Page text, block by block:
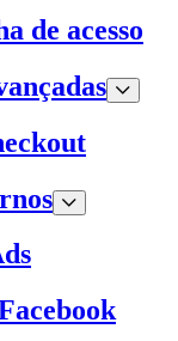
de acesso